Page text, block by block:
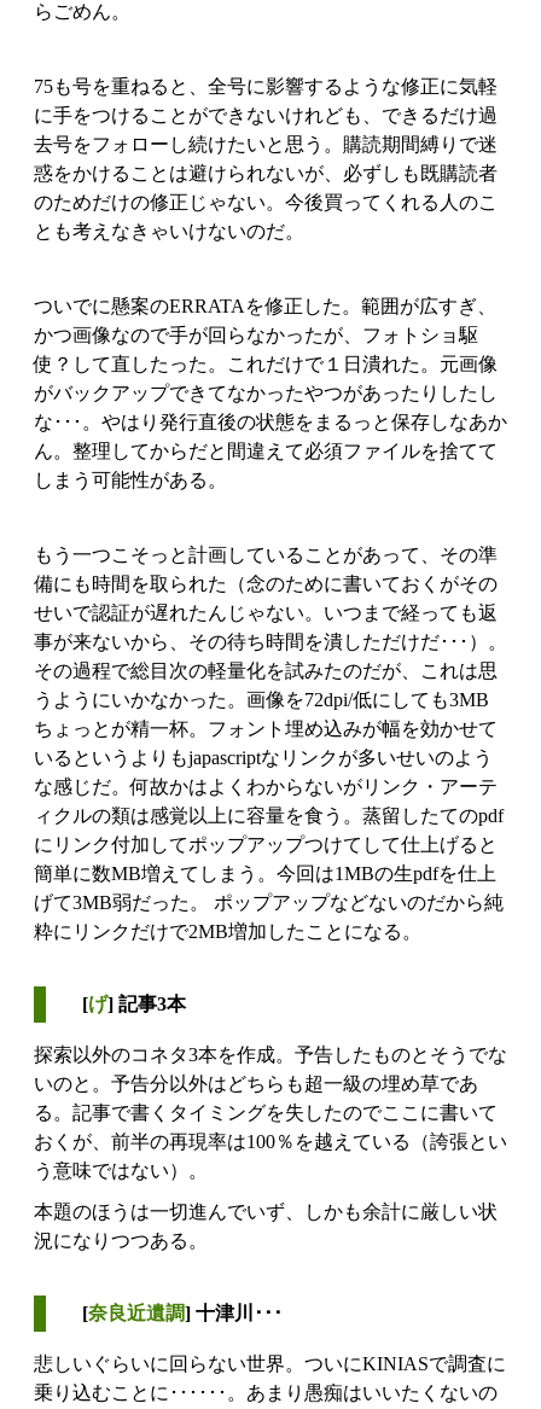
らごめん。
75も号を重ねると、全号に影響するような修正に気軽
に手をつけることができないけれども、できるだけ過
去号をフォローし続けたいと思う。購読期間縛りで迷
惑をかけることは避けられないが、必ずしも既購読者
のためだけの修正じゃない。今後買ってくれる人のこ
とも考えなきゃいけないのだ。
ついでに懸案のERRATAを修正した。範囲が広すぎ、
かつ画像なので手が回らなかったが、フォトショ駆
使？して直したった。これだけで１日潰れた。元画像
がバックアップできてなかったやつがあったりしたし
な･･･。やはり発行直後の状態をまるっと保存しなあか
ん。整理してからだと間違えて必須ファイルを捨てて
しまう可能性がある。
もう一つこそっと計画していることがあって、その準
備にも時間を取られた（念のために書いておくがその
せいで認証が遅れたんじゃない。いつまで経っても返
事が来ないから、その待ち時間を潰しただけだ･･･）。
その過程で総目次の軽量化を試みたのだが、これは思
うようにいかなかった。画像を72dpi/低にしても3MB
ちょっとが精一杯。フォント埋め込みが幅を効かせて
いるというよりもjapascriptなリンクが多いせいのよう
な感じだ。何故かはよくわからないがリンク・アーテ
ィクルの類は感覚以上に容量を食う。蒸留したてのpdf
にリンク付加してポップアップつけてして仕上げると
簡単に数MB増えてしまう。今回は1MBの生pdfを仕上
げて3MB弱だった。 ポップアップなどないのだから純
粋にリンクだけで2MB増加したことになる。
[げ] 記事3本
探索以外のコネタ3本を作成。予告したものとそうでな
いのと。予告分以外はどちらも超一級の埋め草であ
る。記事で書くタイミングを失したのでここに書いて
おくが、前半の再現率は100％を越えている（誇張とい
う意味ではない）。
本題のほうは一切進んでいず、しかも余計に厳しい状
況になりつつある。
[奈良近遺調] 十津川･･･
悲しいぐらいに回らない世界。ついにKINIASで調査に
乗り込むことに･･････。あまり愚痴はいいたくないの